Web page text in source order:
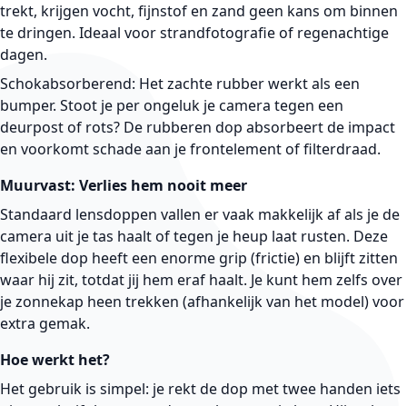
trekt, krijgen vocht, fijnstof en zand geen kans om binnen
te dringen. Ideaal voor strandfotografie of regenachtige
dagen.
Schokabsorberend: Het zachte rubber werkt als een
bumper. Stoot je per ongeluk je camera tegen een
deurpost of rots? De rubberen dop absorbeert de impact
en voorkomt schade aan je frontelement of filterdraad.
Muurvast: Verlies hem nooit meer
Standaard lensdoppen vallen er vaak makkelijk af als je de
camera uit je tas haalt of tegen je heup laat rusten. Deze
flexibele dop heeft een enorme grip (frictie) en blijft zitten
waar hij zit, totdat jij hem eraf haalt. Je kunt hem zelfs over
je zonnekap heen trekken (afhankelijk van het model) voor
extra gemak.
Hoe werkt het?
Het gebruik is simpel: je rekt de dop met twee handen iets